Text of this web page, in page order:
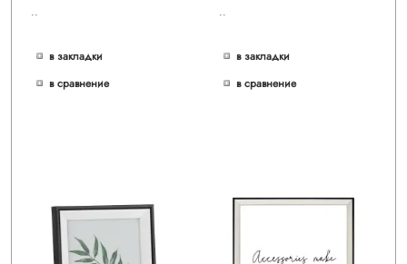
..
в закладки
в сравнение
..
в закладки
в сравнение